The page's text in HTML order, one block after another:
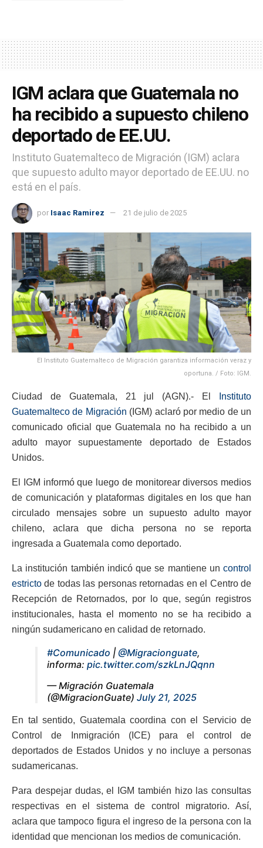
IGM aclara que Guatemala no
ha recibido a supuesto chileno
deportado de EE.UU.
Instituto Guatemalteco de Migración (IGM) aclara
que supuesto adulto mayor deportado de EE.UU. no
está en el país.
por Isaac Ramirez 21 de julio de 2025
El Instituto Guatemalteco de Migración garantiza información veraz y
oportuna. / Foto: IGM.
Ciudad de Guatemala, 21 jul (AGN).- El
Instituto
Guatemalteco de Migración (IGM) aclaró por medio de un
comunicado oficial que Guatemala no ha recibido a un
adulto mayor supuestamente deportado de Estados
Unidos.
El IGM informó que luego de monitorear diversos medios
de comunicación y plataformas digitales en los que han
circulado mensajes sobre un supuesto adulto mayor
chileno, aclara que dicha persona no se reporta
ingresada a Guatemala como deportado.
La institución también indicó que se mantiene un control
estricto de todas las personas retornadas en el Centro de
Recepción de Retornados, por lo que, según registros
institucionales, hasta el momento no se ha recibido a
ningún sudamericano en calidad de retornado.
#Comunicado | @Migracionguate,
informa: pic.twitter.com/szkLnJQqnn
— Migración Guatemala
(@MigracionGuate) July 21, 2025
En tal sentido, Guatemala coordina con el Servicio de
Control de Inmigración (ICE) para el control de
deportados de Estados Unidos y no incluye a personas
sudamericanas.
Para despejar dudas, el IGM también hizo las consultas
respectivas en el sistema de control migratorio. Así,
aclara que tampoco figura el ingreso de la persona con la
identidad que mencionan los medios de comunicación.